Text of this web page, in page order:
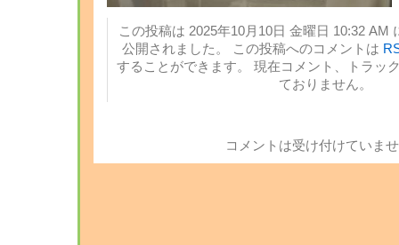
この投稿は 2025年10月10日 金曜日 10:32 AM
公開されました。 この投稿へのコメントは
することができます。 現在コメント、トラッ
ておりません。
コメントは受け付けていま